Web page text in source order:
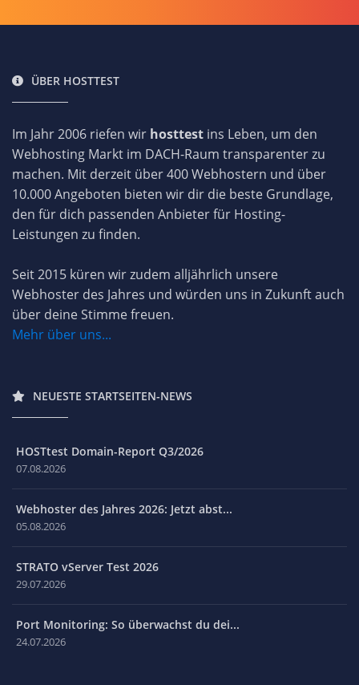
ÜBER HOSTTEST
Im Jahr 2006 riefen wir hosttest ins Leben, um den
Webhosting Markt im DACH-Raum transparenter zu
machen. Mit derzeit über 400 Webhostern und über
10.000 Angeboten bieten wir dir die beste Grundlage,
den für dich passenden Anbieter für Hosting-
Leistungen zu finden.
Seit 2015 küren wir zudem alljährlich unsere
Webhoster des Jahres und würden uns in Zukunft auch
über deine Stimme freuen.
Mehr über uns...
NEUESTE STARTSEITEN-NEWS
HOSTtest Domain-Report Q3/2026
07.08.2026
Webhoster des Jahres 2026: Jetzt abst...
05.08.2026
STRATO vServer Test 2026
29.07.2026
Port Monitoring: So überwachst du dei...
24.07.2026